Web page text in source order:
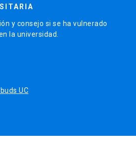
y consejo si se ha vulnerado
la universidad.
UC